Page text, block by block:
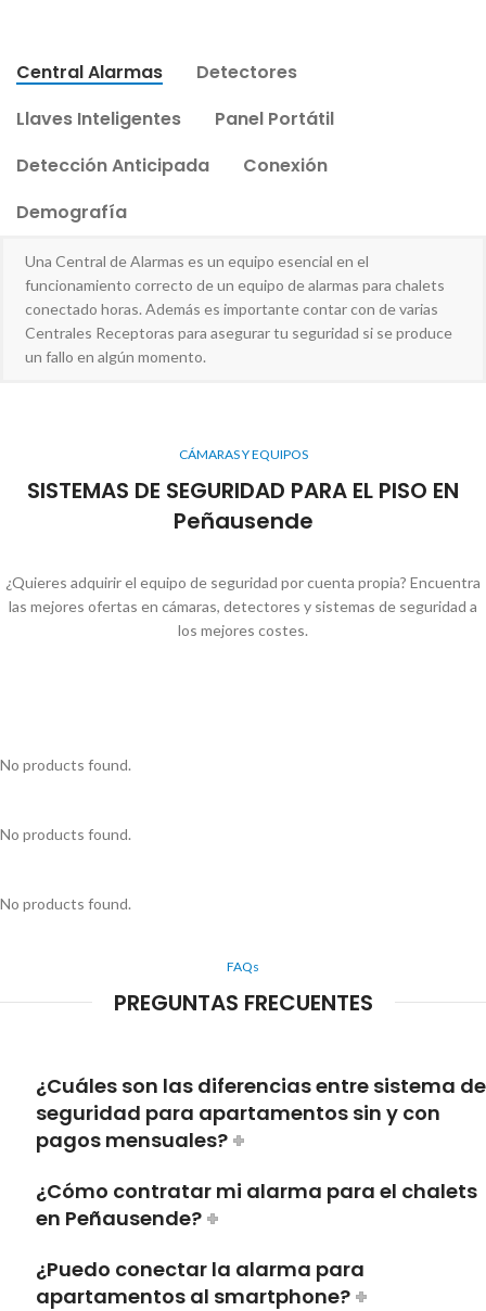
Central Alarmas
Detectores
Llaves Inteligentes
Panel Portátil
Detección Anticipada
Conexión
Demografía
Una Central de Alarmas es un equipo esencial en el
funcionamiento correcto de un equipo de alarmas para chalets
conectado horas. Además es importante contar con de varias
Centrales Receptoras para asegurar tu seguridad si se produce
un fallo en algún momento.
CÁMARAS Y EQUIPOS
SISTEMAS DE SEGURIDAD PARA EL PISO EN
Peñausende
¿Quieres adquirir el equipo de seguridad por cuenta propia? Encuentra
las mejores ofertas en cámaras, detectores y sistemas de seguridad a
los mejores costes.
No products found.
No products found.
No products found.
FAQs
PREGUNTAS FRECUENTES
¿Cuáles son las diferencias entre sistema de
seguridad para apartamentos sin y con
pagos mensuales?
¿Cómo contratar mi alarma para el chalets
en Peñausende?
¿Puedo conectar la alarma para
apartamentos al smartphone?